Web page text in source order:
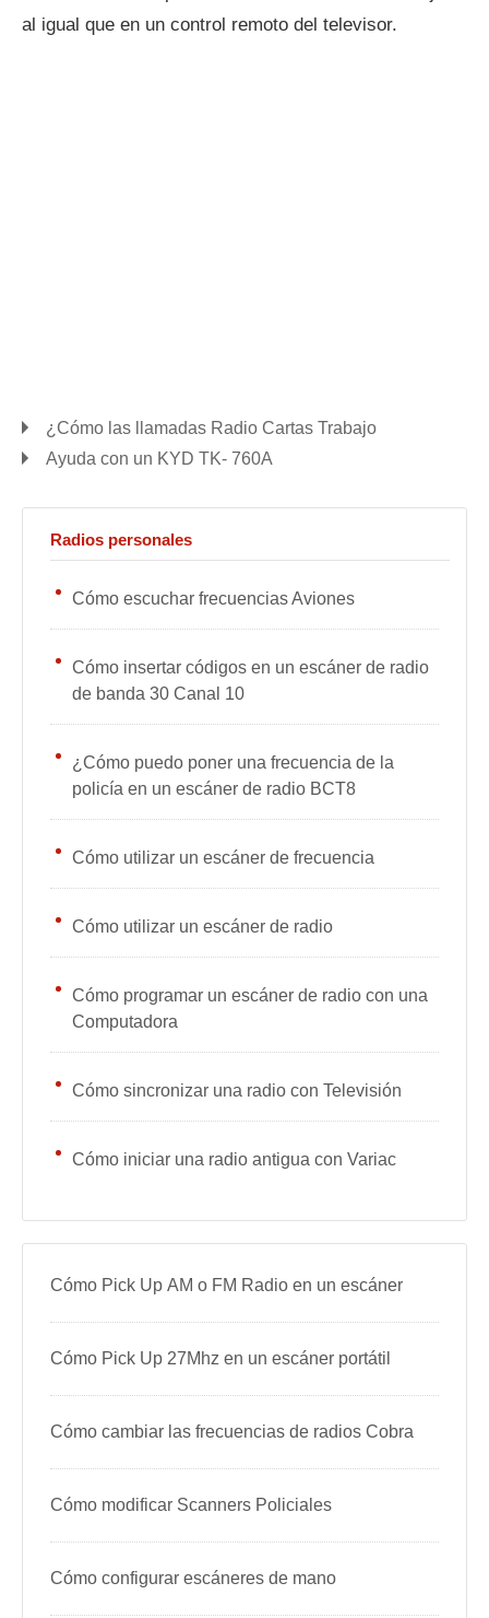
al igual que en un control remoto del televisor.
¿Cómo las llamadas Radio Cartas Trabajo
Ayuda con un KYD TK- 760A
Radios personales
Cómo escuchar frecuencias Aviones
Cómo insertar códigos en un escáner de radio
de banda 30 Canal 10
¿Cómo puedo poner una frecuencia de la
policía en un escáner de radio BCT8
Cómo utilizar un escáner de frecuencia
Cómo utilizar un escáner de radio
Cómo programar un escáner de radio con una
Computadora
Cómo sincronizar una radio con Televisión
Cómo iniciar una radio antigua con Variac
Cómo Pick Up AM o FM Radio en un escáner
Cómo Pick Up 27Mhz en un escáner portátil
Cómo cambiar las frecuencias de radios Cobra
Cómo modificar Scanners Policiales
Cómo configurar escáneres de mano